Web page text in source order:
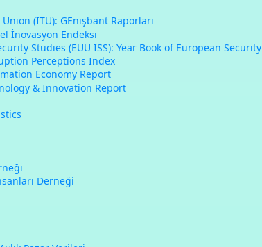
(ITU): GEnişbant Raporları
İnovasyon Endeksi
Studies (EUU ISS): Year Book of European Security
Perceptions Index
Economy Report
& Innovation Report
Derneği